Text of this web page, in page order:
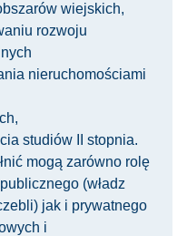
wiejskich,
rozwoju
nieruchomościami
studiów II stopnia.
mogą zarówno rolę
(władz
jak i prywatnego
i